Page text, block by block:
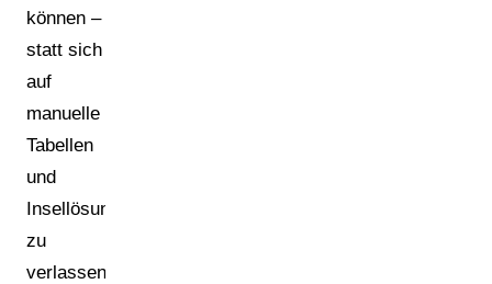
können –
statt sich
auf
manuelle
Tabellen
und
Insellösungen
zu
verlassen.